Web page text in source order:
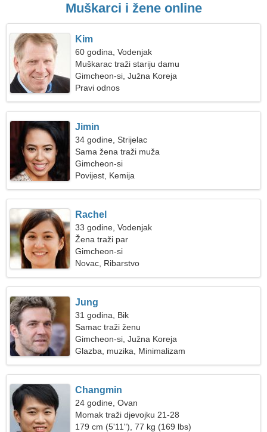
Muškarci i žene online
Kim
60 godina, Vodenjak
Muškarac traži stariju damu
Gimcheon-si, Južna Koreja
Pravi odnos
Jimin
34 godine, Strijelac
Sama žena traži muža
Gimcheon-si
Povijest, Kemija
Rachel
33 godine, Vodenjak
Žena traži par
Gimcheon-si
Novac, Ribarstvo
Jung
31 godina, Bik
Samac traži ženu
Gimcheon-si, Južna Koreja
Glazba, muzika, Minimalizam
Changmin
24 godine, Ovan
Momak traži djevojku 21-28
179 cm (5'11"), 77 kg (169 lbs)